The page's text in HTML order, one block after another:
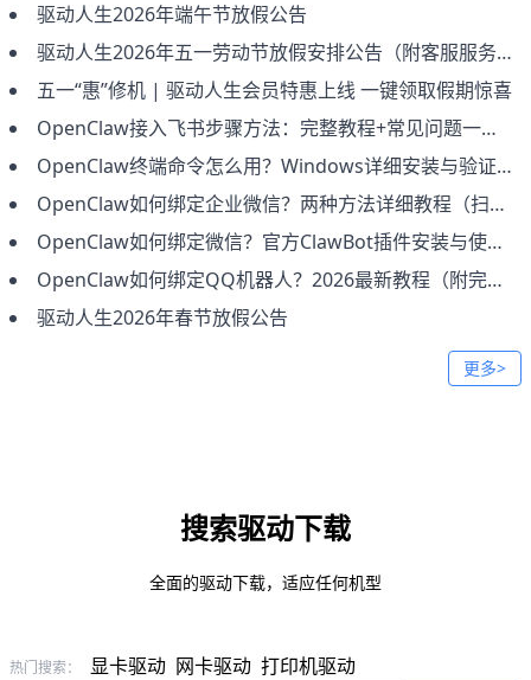
驱动人生2026年端午节放假公告
驱动人生2026年五一劳动节放假安排公告（附客服服务说明）
五一“惠”修机 | 驱动人生会员特惠上线 一键领取假期惊喜
OpenClaw接入飞书步骤方法：完整教程+常见问题一次讲清（2026新版）
OpenClaw终端命令怎么用？Windows详细安装与验证教程（新手必看）
OpenClaw如何绑定企业微信？两种方法详细教程（扫码接入+手动配置）
OpenClaw如何绑定微信？官方ClawBot插件安装与使用完整教程
OpenClaw如何绑定QQ机器人？2026最新教程（附完整步骤）
驱动人生2026年春节放假公告
更多>
搜索驱动下载
全面的驱动下载，适应任何机型
热门搜索： 显卡驱动 网卡驱动 打印机驱动